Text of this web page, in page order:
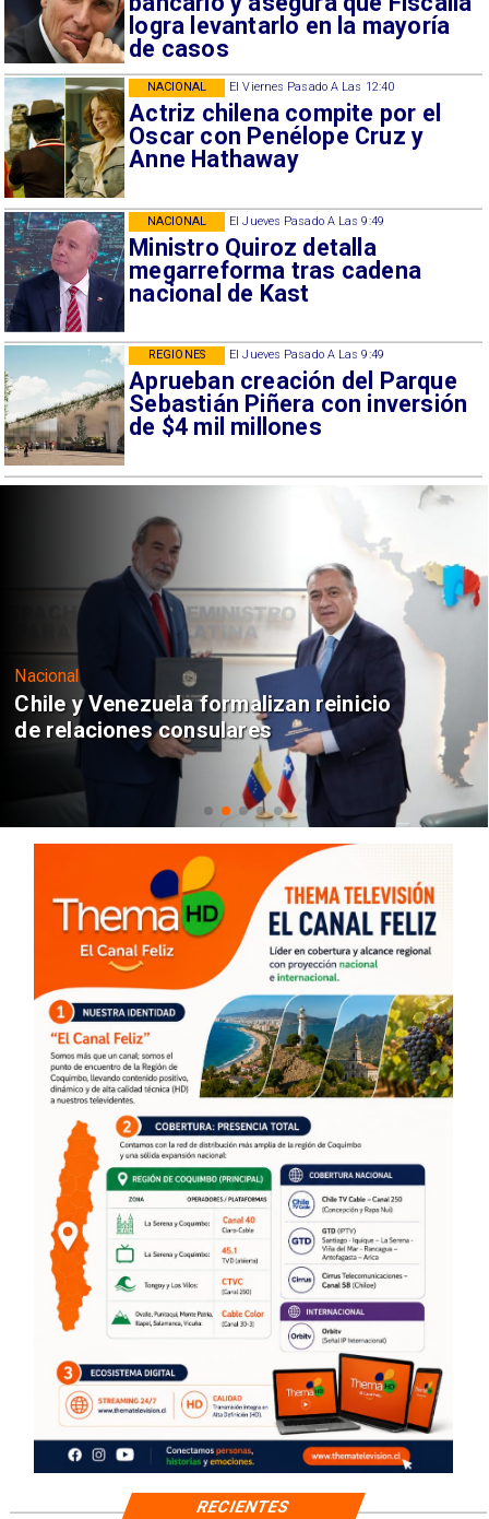
logra levantarlo en la mayoría
de casos
El Viernes Pasado A Las 12:40
Actriz chilena compite por el
Oscar con Penélope Cruz y
Anne Hathaway
NACIONAL
El Jueves Pasado A Las 9:49
Ministro Quiroz detalla
megarreforma tras cadena
nacional de Kast
NACIONAL
El Jueves Pasado A Las 9:49
Aprueban creación del Parque
Sebastián Piñera con inversión
de $4 mil millones
REGIONES
Nacional
Chile y Venezuela formalizan reinicio
de relaciones consulares
RECIENTES